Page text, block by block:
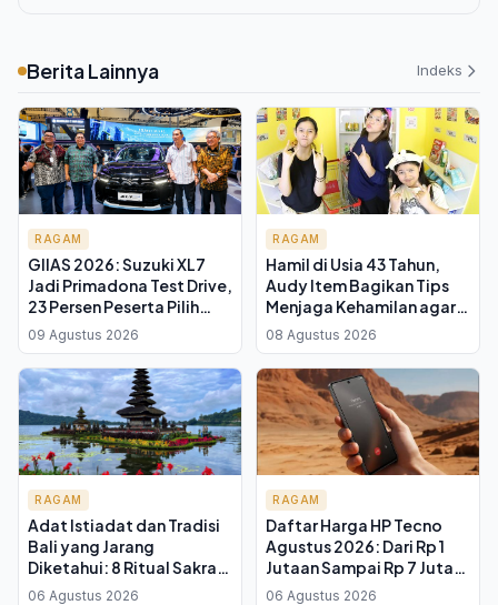
Berita Lainnya Indeks
RAGAM
GIIAS 2026: Suzuki XL7
Jadi Primadona Test Drive,
23 Persen Peserta Pilih
SUV Ini
09 Agustus 2026
RAGAM
Hamil di Usia 43 Tahun,
Audy Item Bagikan Tips
Menjaga Kehamilan agar
Tetap Sehat
08 Agustus 2026
RAGAM
Adat Istiadat dan Tradisi
Bali yang Jarang
Diketahui: 8 Ritual Sakral
di Desa-Desa Kecil
06 Agustus 2026
RAGAM
Daftar Harga HP Tecno
Agustus 2026: Dari Rp 1
Jutaan Sampai Rp 7 Juta,
Mana yang Worth It?
06 Agustus 2026